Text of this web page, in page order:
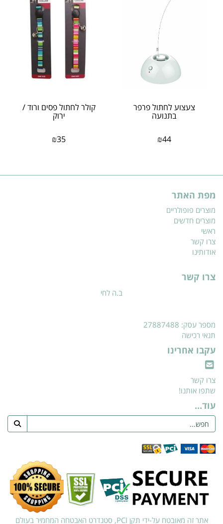
צעצוע לחתול פרפר
בתנועה
₪44
קולר לחתול פסים ורוד /
ירוק
₪35
מפת האתר
מוצרים פופולריים
מוצרים חדשים
ראשי
צרו קשר
אודותינו
צרו קשר
ב.ה לחי
מספר עסק: 27887488
תנאי רכישה
עקבו אחרינו
צרו קשר
שתפו אותנו!
עוד...
אתר זה מאובטח על-ידי תקן PCI, סטנדרט האבטחה המחמיר בעולם